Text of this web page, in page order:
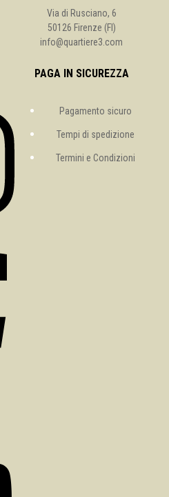
Via di Rusciano, 6
50126 Firenze (FI)
info@quartiere3.com
PAGA IN SICUREZZA
Pagamento sicuro
Tempi di spedizione
Termini e Condizioni